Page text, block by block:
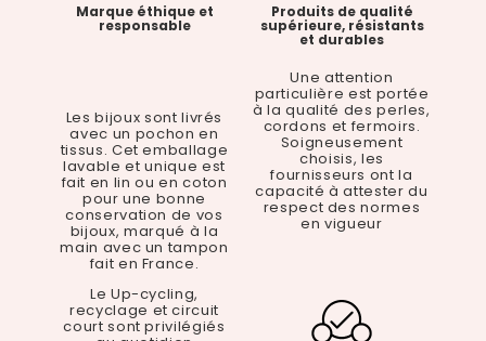
Marque éthique et
responsable
Les bijoux sont livrés
avec un pochon en
tissus. Cet emballage
lavable et unique est
fait en lin ou en coton
pour une bonne
conservation de vos
bijoux, marqué à la
main avec un tampon
fait en France.
Le Up-cycling,
recyclage et circuit
court sont privilégiés
Produits de qualité
supérieure, résistants
et durables
Une attention
particulière est portée
à la qualité des perles,
cordons et fermoirs.
Soigneusement
choisis, les
fournisseurs ont la
capacité à attester du
respect des normes
en vigueur